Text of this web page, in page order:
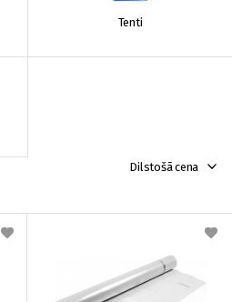
Tenti
Dilstošā cena